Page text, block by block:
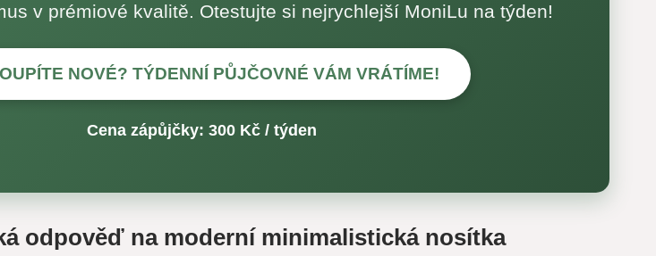
v prémiové kvalitě. Otestujte si nejrychlejší MoniLu na týden!
NOVÉ? TÝDENNÍ PŮJČOVNÉ VÁM VRÁTÍME!
Cena zápůjčky: 300 Kč / týden
odpověď na moderní minimalistická nosítka